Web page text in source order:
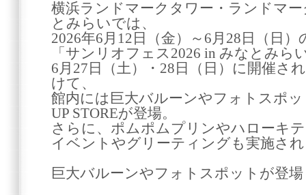
横浜ランドマークタワー・ランドマ
とみらいでは、
2026年6月12日（金）～6月28日（日）
「サンリオフェス2026 in みなとみら
6月27日（土）・28日（日）に開催さ
けて、
館内には巨大バルーンやフォトスポ
UP STOREが登場。
さらに、ポムポムプリンやハローキ
イベントやグリーティングも実施さ
巨大バルーンやフォトスポットが登場